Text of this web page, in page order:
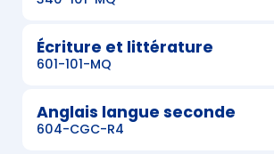
Écriture et littérature
601-101-MQ
Anglais langue seconde
604-CGC-R4